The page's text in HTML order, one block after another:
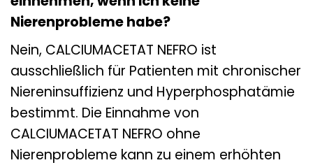
Nierenprobleme habe?
Nein, CALCIUMACETAT NEFRO ist
ausschließlich für Patienten mit chronischer
Niereninsuffizienz und Hyperphosphatämie
bestimmt. Die Einnahme von
CALCIUMACETAT NEFRO ohne
Nierenprobleme kann zu einem erhöhten